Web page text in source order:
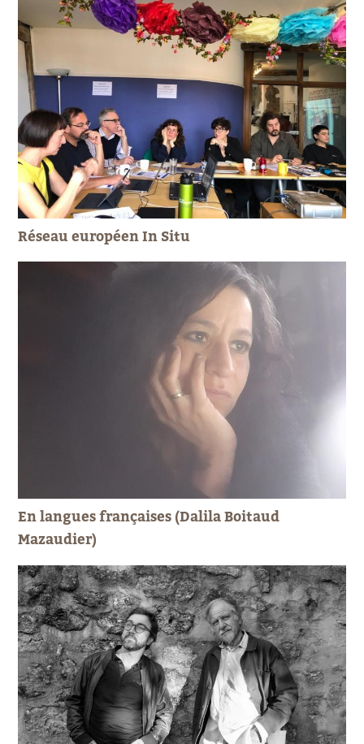
Réseau européen In Situ
En langues françaises (Dalila Boitaud
Mazaudier)